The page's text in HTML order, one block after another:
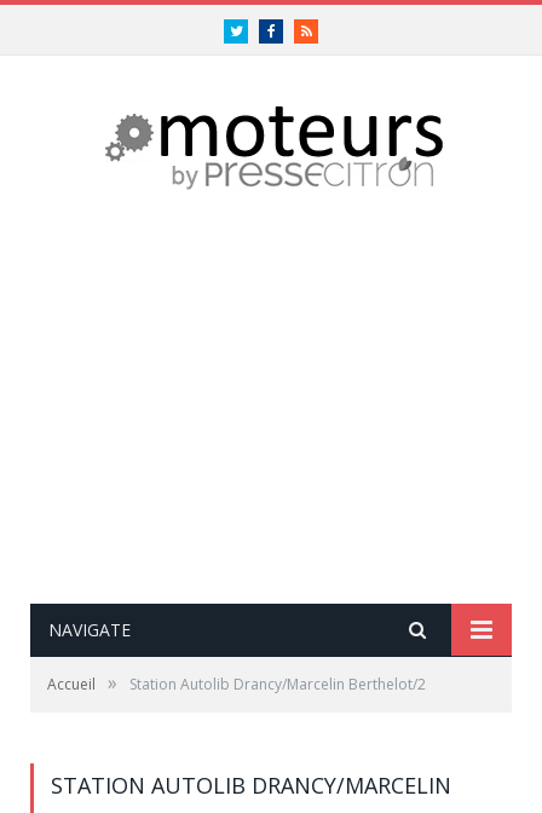
TwitterFacebookRSS
NAVIGATE
Accueil » Station Autolib Drancy/Marcelin Berthelot/2
STATION AUTOLIB DRANCY/MARCELIN